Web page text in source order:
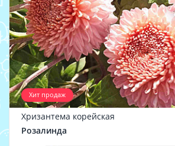
Хит продаж
Хризантема корейская
Розалинда